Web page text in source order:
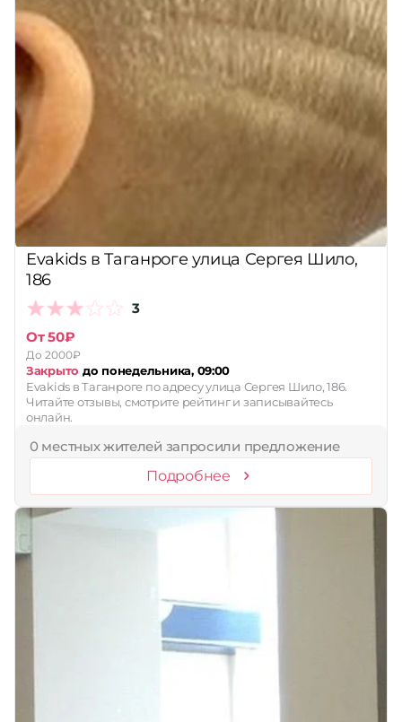
Evakids в Таганроге улица Сергея Шило,
186
3
От 50₽
До 2000₽
Закрыто до понедельника, 09:00
Evakids в Таганроге по адресу улица Сергея Шило, 186.
Читайте отзывы, смотрите рейтинг и записывайтесь
онлайн.
0 местных жителей запросили предложение
Подробнее